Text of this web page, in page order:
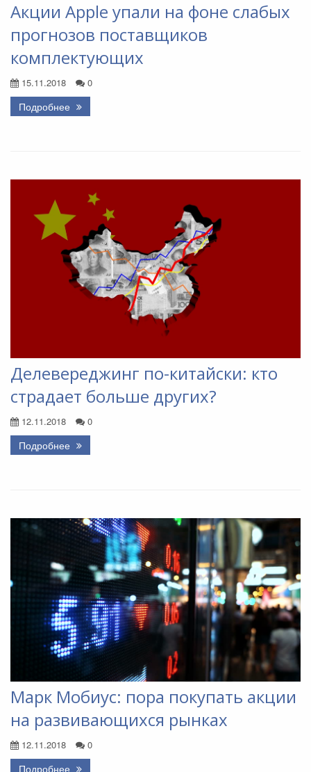
Акции Apple упали на фоне слабых
прогнозов поставщиков
комплектующих
15.11.2018 0
Подробнее
Делевереджинг по-китайски: кто
страдает больше других?
12.11.2018 0
Подробнее
Марк Мобиус: пора покупать акции
на развивающихся рынках
12.11.2018 0
Подробнее